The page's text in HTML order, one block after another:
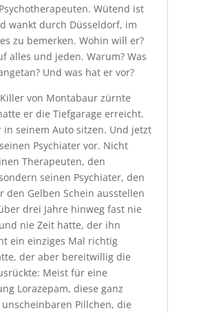
Wütend ist
wankt durch Düsseldorf, im
zu bemerken. Wohin will er?
alles und jeden. Warum? Was
Und was hat er vor?
von Montabaur zürnte
er die Tiefgarage erreicht.
in seinem Auto sitzen. Und jetzt
Psychiater vor. Nicht
Therapeuten, den
seinen Psychiater, den
den Gelben Schein ausstellen
drei Jahre hinweg fast nie
nie Zeit hatte, der ihn
ein einziges Mal richtig
der aber bereitwillig die
Meist für eine
Lorazepam, diese ganz
Pillchen, die